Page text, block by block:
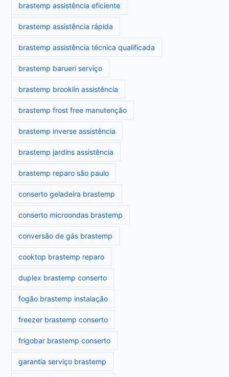
brastemp assistência eficiente
brastemp assistência rápida
brastemp assistência técnica qualificada
brastemp barueri serviço
brastemp brooklin assistência
brastemp frost free manutenção
brastemp inverse assistência
brastemp jardins assistência
brastemp reparo são paulo
conserto geladeira brastemp
conserto microondas brastemp
conversão de gás brastemp
cooktop brastemp reparo
duplex brastemp conserto
fogão brastemp instalação
freezer brastemp conserto
frigobar brastemp conserto
garantia serviço brastemp